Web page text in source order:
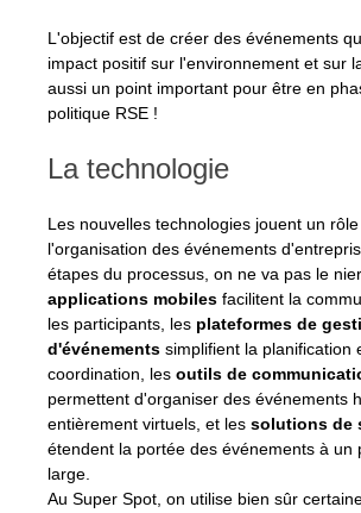
L'objectif est de créer des événements
impact positif sur l'environnement et sur
aussi un point important pour être en
politique RSE !
La technologie
Les nouvelles technologies jouent un
l'organisation des événements
étapes du processus, on ne va pas le
applications mobiles facilitent la
les participants, les plateformes de
d'événements simplifient la planification
coordination, les outils de
permettent d'organiser des événements
entièrement virtuels, et les solutions de
étendent la portée des événements à un
large.
Au Super Spot, on utilise bien sûr